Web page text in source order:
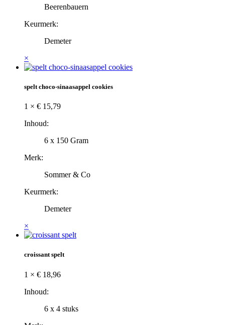
Beerenbauern
Keurmerk:
Demeter
×
spelt choco-sinaasappel cookies
1 × € 15,79
Inhoud:
6 x 150 Gram
Merk:
Sommer & Co
Keurmerk:
Demeter
×
croissant spelt
1 × € 18,96
Inhoud:
6 x 4 stuks